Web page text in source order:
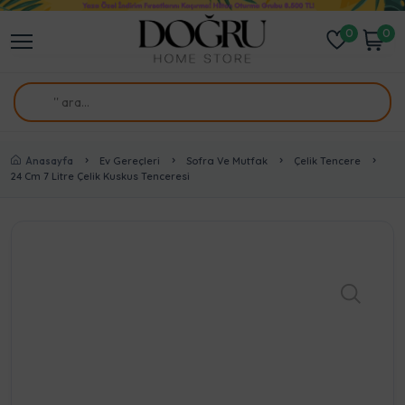
0 0
Anasayfa Ev Gereçleri Sofra Ve Mutfak
Çelik Tencere
24 Cm 7 Litre Çelik Kuskus Tenceresi